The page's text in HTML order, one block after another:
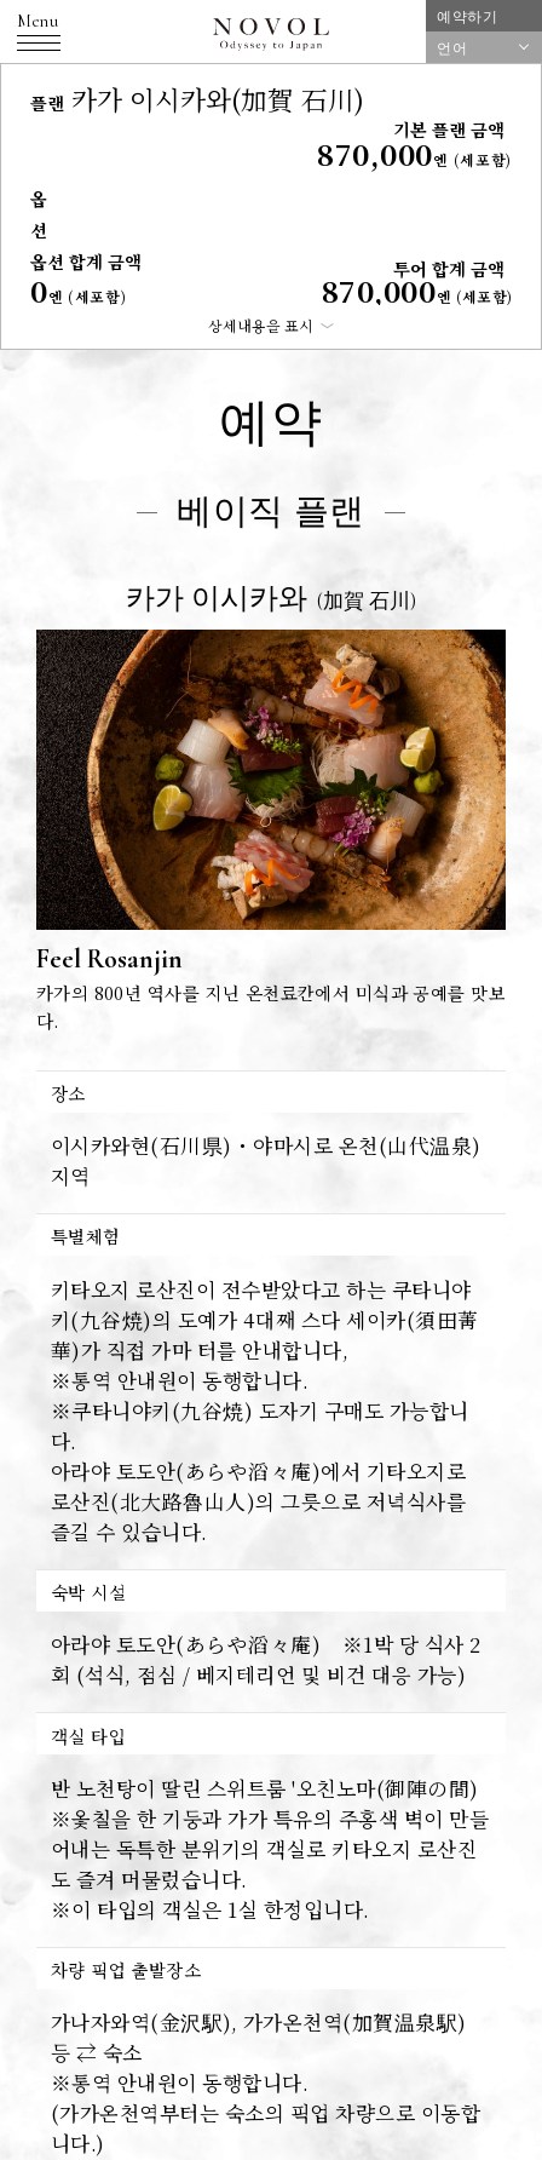
Menu
언어
예약하기
플랜 카가 이시카와(加賀 石川)
기본 플랜 금액
870,000엔 (세포함)
옵
션
옵션 합계 금액
0엔 (세포함)
투어 합계 금액
870,000엔 (세포함)
상세내용을 표시
예약
베이직 플랜
카가 이시카와 (加賀 石川)
Feel Rosanjin
카가의 800년 역사를 지닌 온천료칸에서 미식과 공예를 맛보
다.
장소
이시카와현(石川県)・야마시로 온천(山代温泉)
지역
특별체험
키타오지 로산진이 전수받았다고 하는 쿠타니야
키(九谷焼)의 도예가 4대째 스다 세이카(須田菁
華)가 직접 가마 터를 안내합니다,
※통역 안내원이 동행합니다.
※쿠타니야키(九谷焼) 도자기 구매도 가능합니
다.
아라야 토도안(あらや滔々庵)에서 기타오지로
로산진(北大路魯山人)의 그릇으로 저녁식사를
즐길 수 있습니다.
숙박 시설
아라야 토도안(あらや滔々庵) ※1박 당 식사 2
회 (석식, 점심 / 베지테리언 및 비건 대응 가능)
객실 타입
반 노천탕이 딸린 스위트룸 '오친노마(御陣の間)
※옻칠을 한 기둥과 가가 특유의 주홍색 벽이 만들
어내는 독특한 분위기의 객실로 키타오지 로산진
도 즐겨 머물렀습니다.
※이 타입의 객실은 1실 한정입니다.
차량 픽업 출발장소
가나자와역(金沢駅), 가가온천역(加賀温泉駅)
등 ⇄ 숙소
※통역 안내원이 동행합니다.
(가가온천역부터는 숙소의 픽업 차량으로 이동합
니다.)